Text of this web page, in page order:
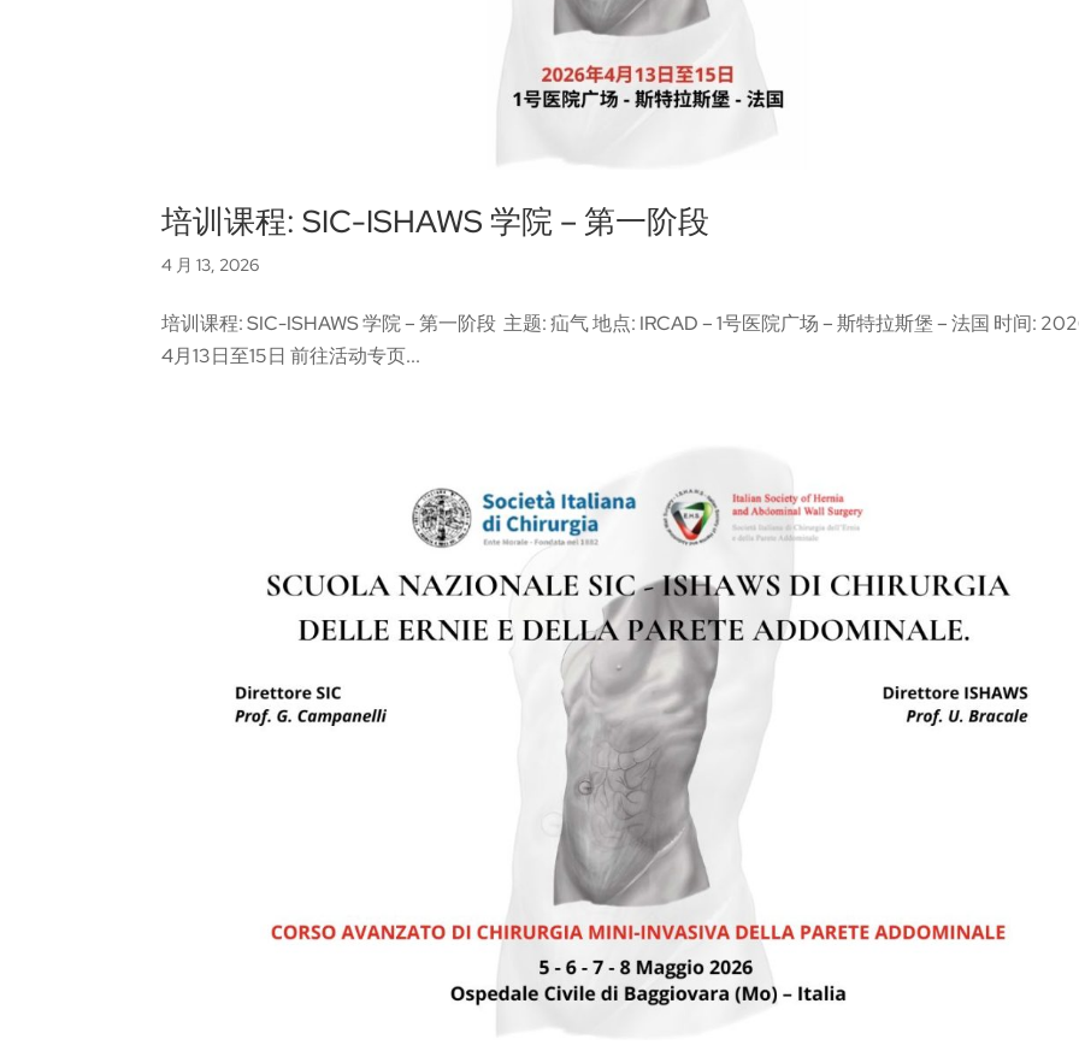
培训课程: SIC-ISHAWS 学院 – 第一阶段
4 月 13, 2026
培训课程: SIC-ISHAWS 学院 – 第一阶段 主题: 疝气 地点: IRCAD – 1号医院广场 – 斯特拉斯堡 – 法国 时间:
4月13日至15日 前往活动专页...